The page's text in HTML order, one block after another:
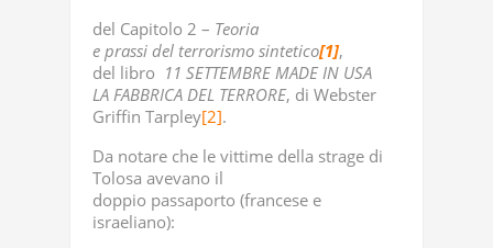
del Capitolo 2 – Teoria
e prassi del terrorismo sintetico[1],
del libro 11 SETTEMBRE MADE IN USA
LA FABBRICA DEL TERRORE, di Webster
Griffin Tarpley[2].
Da notare che le vittime della strage di
Tolosa avevano il
doppio passaporto (francese e
israeliano):